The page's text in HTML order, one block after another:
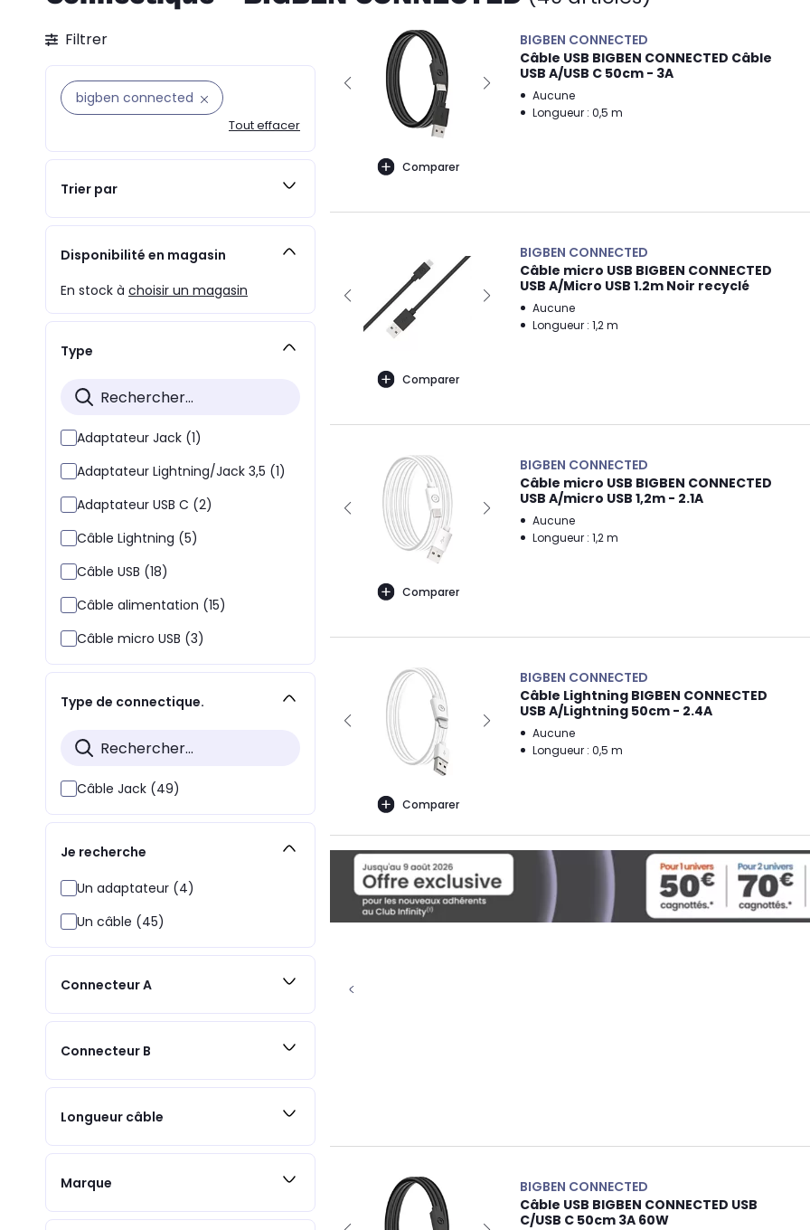
Filtrer
bigben connected
Tout effacer
Trier par
Disponibilité en magasin
En stock à choisir un magasin
Type
Adaptateur Jack (1)
Adaptateur Lightning/Jack 3,5 (1)
Adaptateur USB C (2)
Câble Lightning (5)
Câble USB (18)
Câble alimentation (15)
Câble micro USB (3)
Type de connectique.
Câble Jack (49)
Je recherche
Un adaptateur (4)
Un câble (45)
Connecteur A
Connecteur B
Longueur câble
Marque
Comparer
BIGBEN CONNECTED
Câble USB BIGBEN CONNECTED Câble
USB A/USB C 50cm - 3A
Aucune
Longueur : 0,5 m
Comparer
BIGBEN CONNECTED
Câble micro USB BIGBEN CONNECTED
USB A/Micro USB 1.2m Noir recyclé
Aucune
Longueur : 1,2 m
Comparer
BIGBEN CONNECTED
Câble micro USB BIGBEN CONNECTED
USB A/micro USB 1,2m - 2.1A
Aucune
Longueur : 1,2 m
Comparer
BIGBEN CONNECTED
Câble Lightning BIGBEN CONNECTED
USB A/Lightning 50cm - 2.4A
Aucune
Longueur : 0,5 m
BIGBEN CONNECTED
Câble USB BIGBEN CONNECTED USB
C/USB C 50cm 3A 60W